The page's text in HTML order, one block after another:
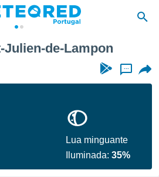
Julien-de-Lampon
...
Lua minguante
Iluminada:35%